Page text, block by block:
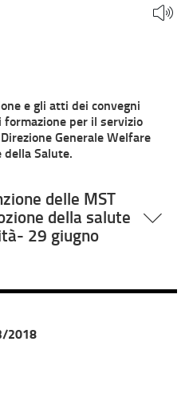
e gli atti dei convegni
per il servizio
Generale Welfare
Salute.
delle MST
della salute
29 giugno
2018